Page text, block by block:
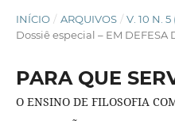
INÍCIO / ARQUIVOS / V. 10 N. 5
Dossiê especial – EM DEFESA
PARA QUE
O ENSINO DE FILOSOFIA